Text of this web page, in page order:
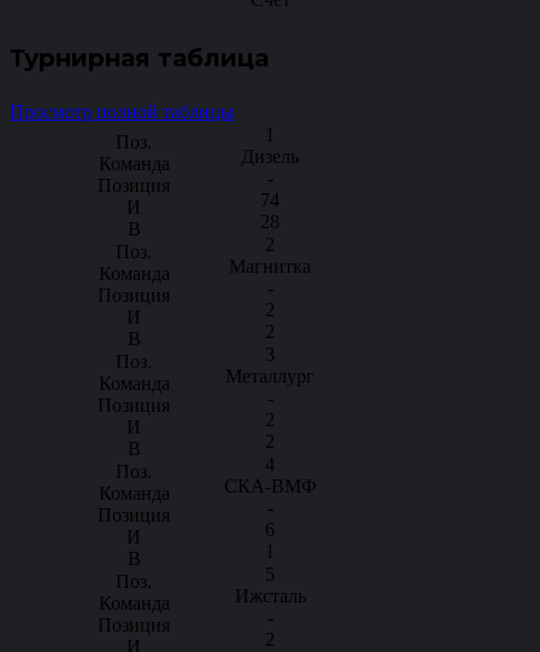
Турнирная таблица
Просмотр полной таблицы
1
Дизель
-
74
28
2
Магнитка
-
2
2
3
Металлург
-
2
2
4
СКА-ВМФ
-
6
1
5
Ижсталь
-
2